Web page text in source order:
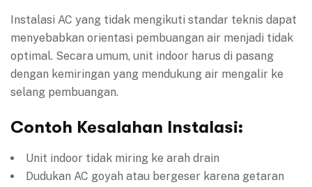
Instalasi AC yang tidak mengikuti standar teknis dapat
menyebabkan orientasi pembuangan air menjadi tidak
optimal. Secara umum, unit indoor harus di pasang
dengan kemiringan yang mendukung air mengalir ke
selang pembuangan.
Contoh Kesalahan Instalasi:
Unit indoor tidak miring ke arah drain
Dudukan AC goyah atau bergeser karena getaran